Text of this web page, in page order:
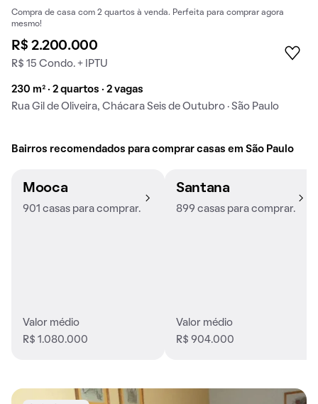
Compra de casa com 2 quartos à venda. Perfeita para comprar agora
mesmo!
R$ 2.200.000
R$ 15 Condo. + IPTU
230 m² · 2 quartos · 2 vagas
Rua Gil de Oliveira, Chácara Seis de Outubro · São Paulo
Bairros recomendados para comprar casas em São Paulo
Mooca
901 casas para comprar.
Valor médio
R$ 1.080.000
Santana
899 casas para comprar.
Valor médio
R$ 904.000